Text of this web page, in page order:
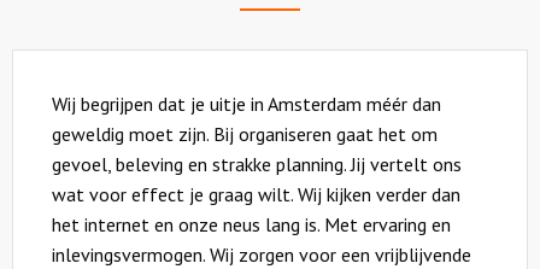
Wij begrijpen dat je uitje in Amsterdam méér dan
geweldig moet zijn. Bij organiseren gaat het om
gevoel, beleving en strakke planning. Jij vertelt ons
wat voor effect je graag wilt. Wij kijken verder dan
het internet en onze neus lang is. Met ervaring en
inlevingsvermogen. Wij zorgen voor een vrijblijvende